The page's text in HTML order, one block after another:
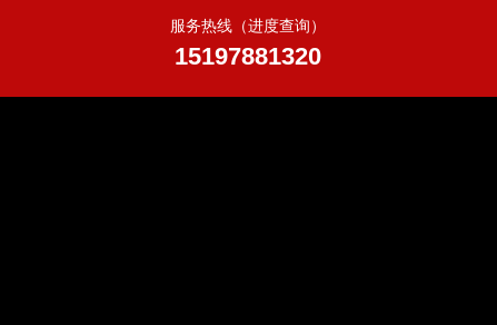
服务热线（进度查询）
15197881320